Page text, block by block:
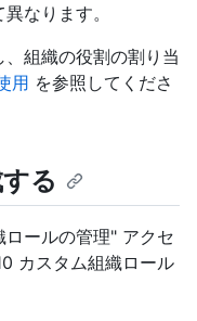
なります。
組織の役割の割り当
用 を参照してくださ
る
ールの管理" アクセ
カスタム組織ロール